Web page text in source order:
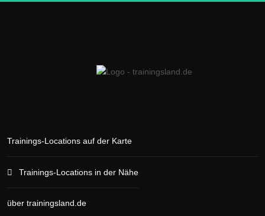
Trainings-Locations auf der Karte
Trainings-Locations in der Nähe
über trainingsland.de